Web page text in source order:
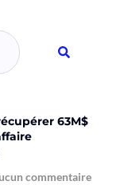
63M$
commentaire